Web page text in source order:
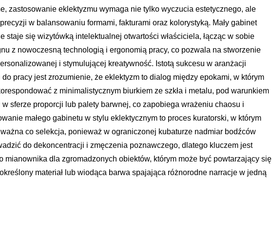
zastosowanie eklektyzmu wymaga nie tylko wyczucia estetycznego, ale
w balansowaniu formami, fakturami oraz kolorystyką. Mały gabinet
staje się wizytówką intelektualnej otwartości właściciela, łącząc w sobie
z nowoczesną technologią i ergonomią pracy, co pozwala na stworzenie
i stymulującej kreatywność. Istotą sukcesu w aranżacji
pracy jest zrozumienie, że eklektyzm to dialog między epokami, w którym
z minimalistycznym biurkiem ze szkła i metalu, pod warunkiem
sferze proporcji lub palety barwnej, co zapobiega wrażeniu chaosu i
małego gabinetu w stylu eklektycznym to proces kuratorski, w którym
co selekcja, ponieważ w ograniczonej kubaturze nadmiar bodźców
do dekoncentracji i zmęczenia poznawczego, dlatego kluczem jest
mianownika dla zgromadzonych obiektów, którym może być powtarzający się
materiał lub wiodąca barwa spajająca różnorodne narracje w jedną